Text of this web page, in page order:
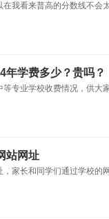
我看来普高的分数线不
年学费多少？贵吗？
专业学校收费情况，供
站网址
家长和同学们通过学校